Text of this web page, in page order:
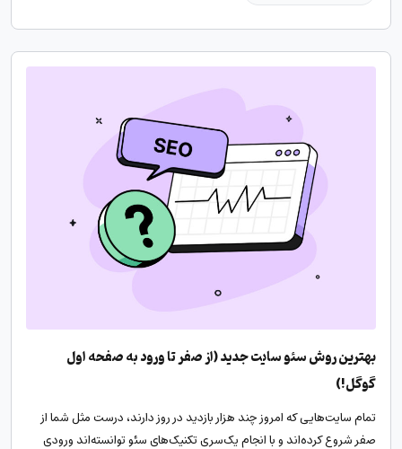
بهترین روش سئو سایت جدید (از صفر تا ورود به صفحه اول
گوگل!)
تمام سایت‌هایی که امروز چند هزار بازدید در روز دارند، درست مثل شما از
صفر شروع کرده‌اند و با انجام یک‌سری تکنیک‌های سئو توانسته‌اند ورودی